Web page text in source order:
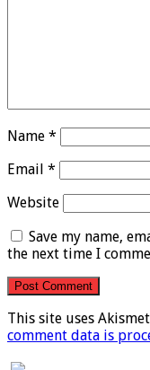
Name *
Email *
Website
Save my name,
the next time I
This site uses
comment data is